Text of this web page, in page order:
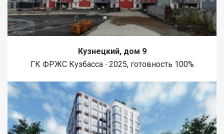
Кузнецкий, дом 9
ГК ФРЖС Кузбасса ∙ 2025, готовность 100%